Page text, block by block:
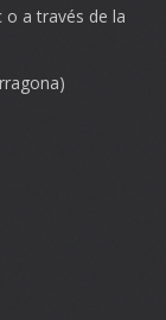
a través de la